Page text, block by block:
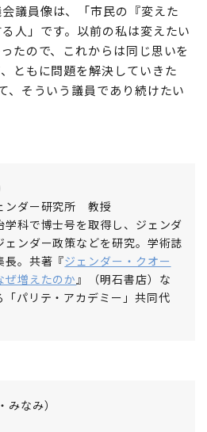
議員像は、「市民の『変えた
人」です。以前の私は変えたい
たので、これからは同じ思いを
ともに問題を解決していきた
、そういう議員であり続けたい
ンダー研究所 教授
科で博士号を取得し、ジェンダ
ンダー政策などを研究。学術誌
長。共著『ジェンダー・クオー
ぜ増えたのか 』（明石書店）な
「パリテ・アカデミー」共同代
みなみ）